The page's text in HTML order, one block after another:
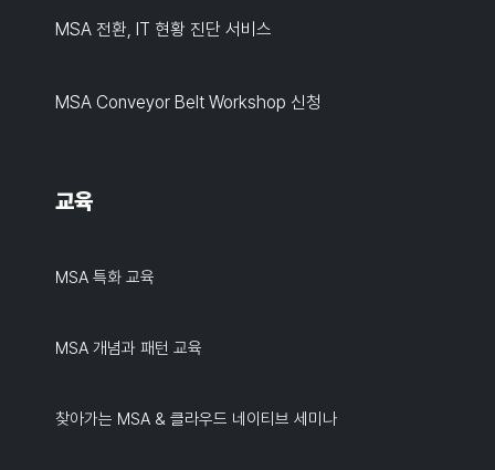
MSA 전환, IT 현황 진단 서비스
MSA Conveyor Belt Workshop 신청
교육
MSA 특화 교육
MSA 개념과 패턴 교육
찾아가는 MSA & 클라우드 네이티브 세미나